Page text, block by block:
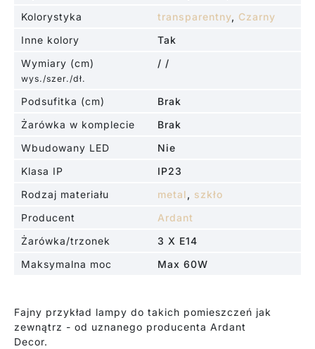
Kolorystyka
transparentny, Czarny
Inne kolory
Tak
Wymiary (cm)
wys./szer./dł.
/ /
Podsufitka (cm)
Brak
Żarówka w komplecie
Brak
Wbudowany LED
Nie
Klasa IP
IP23
Rodzaj materiału
metal , szkło
Producent
Ardant
Żarówka/trzonek
3 X E14
Maksymalna moc
Max 60W
Fajny przykład lampy do takich pomieszczeń jak
zewnątrz - od uznanego producenta Ardant
Decor.